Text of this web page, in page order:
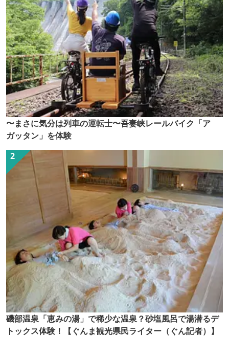
〜まさに気分は列車の運転士〜吾妻峡レールバイク「ア
ガッタン」を体験
磯部温泉「恵みの湯」で稀少な温泉？砂塩風呂で湯潜るデ
トックス体験！【ぐんま観光県民ライター（ぐん記者）】